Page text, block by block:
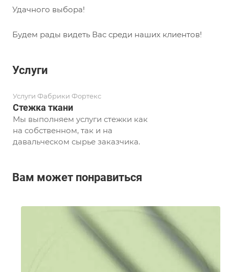
Удачного выбора!
Будем рады видеть Вас среди наших клиентов!
Услуги
Услуги Фабрики Фортекс
Стежка ткани
Мы выполняем услуги стежки как
на собственном, так и на
давальческом сырье заказчика.
Вам может понравиться